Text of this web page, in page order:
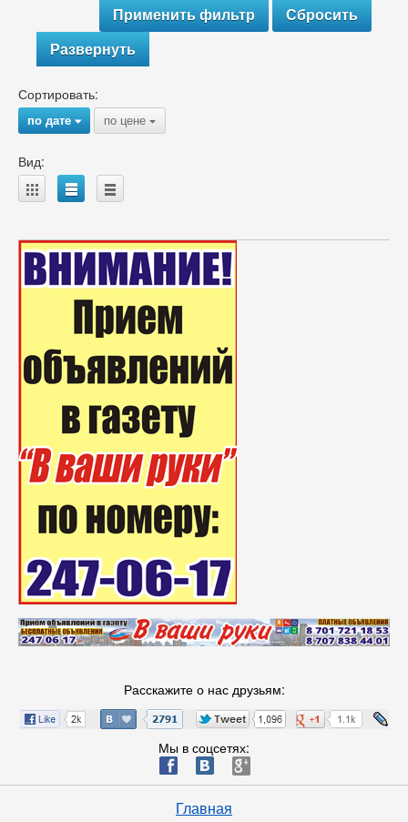
Развернуть
Сортировать:
по дате{ по цене {
Вид:
A B C
Расскажите о нас друзьям:
Мы в соцсетях:
ä æ è
Главная